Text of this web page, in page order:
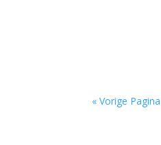
« Vorige Pagina